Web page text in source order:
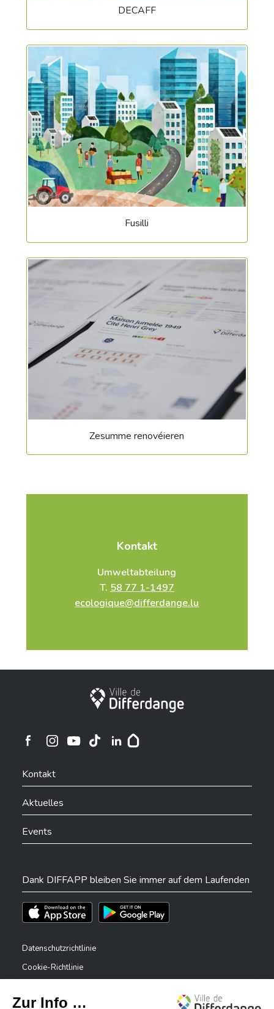
DECAFF
Fusilli
Zesumme renovéieren
Kontakt
Umweltabteilung
T. 58 77 1-1497
ecologique@differdange.lu
Stadt Differdingen
Ville de Differdange sur Instagram
Kontakt
Aktuelles
Events
Dank DIFFAPP bleiben Sie immer auf dem Laufenden
Téléchargez l'app sur l'App StoreTéléchargez l'app sur Play Store
Datenschutzrichtlinie
Cookie-Richtlinie
Erklärung zur Barrierefreiheit